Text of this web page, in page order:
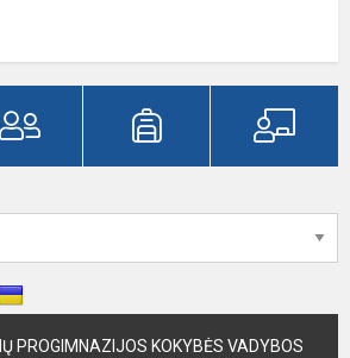
PROGIMNAZIJOS KOKYBĖS VADYBOS